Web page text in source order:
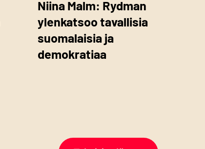
Niina Malm: Rydman
ylenkatsoo tavallisia
suomalaisia ja
demokratiaa